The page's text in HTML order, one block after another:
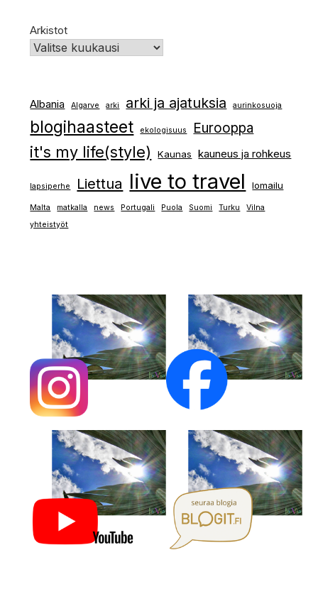
Arkistot
Albania Algarve arki arki ja ajatuksia aurinkosuoja
blogihaasteet ekologisuus Eurooppa
it's my life(style) Kaunas kauneus ja rohkeus
lapsiperhe Liettua live to travel lomailu
Malta matkalla news Portugali Puola Suomi Turku
Vilna
yhteistyöt